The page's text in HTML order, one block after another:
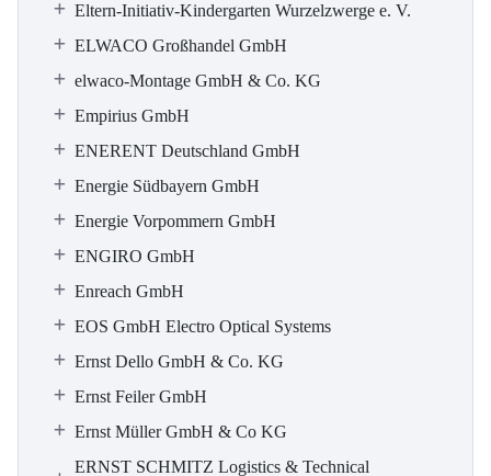
Eltern-Initiativ-Kindergarten Wurzelzwerge e. V.
ELWACO Großhandel GmbH
elwaco-Montage GmbH & Co. KG
Empirius GmbH
ENERENT Deutschland GmbH
Energie Südbayern GmbH
Energie Vorpommern GmbH
ENGIRO GmbH
Enreach GmbH
EOS GmbH Electro Optical Systems
Ernst Dello GmbH & Co. KG
Ernst Feiler GmbH
Ernst Müller GmbH & Co KG
ERNST SCHMITZ Logistics & Technical